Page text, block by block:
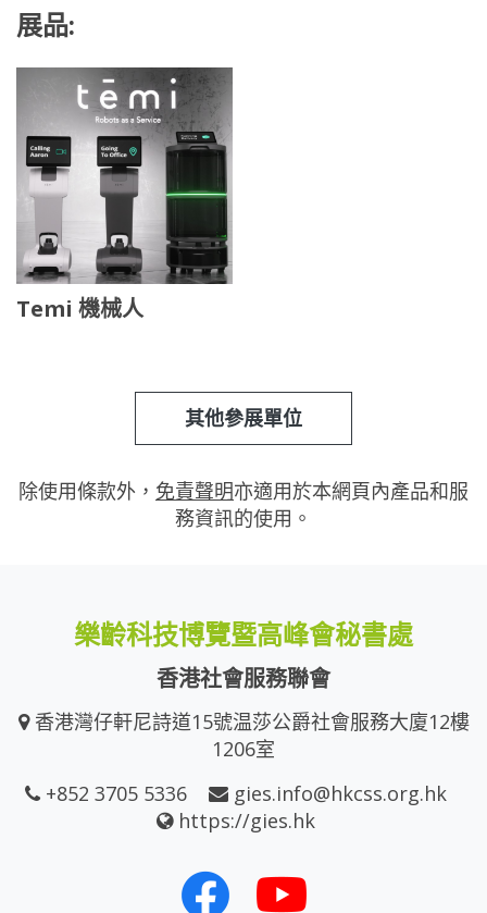
展品:
Temi 機械人
其他參展單位
除使用條款外， 免責聲明亦適用於本網頁內產品和服
務資訊的使用。
樂齡科技博覽暨高峰會秘書處
香港社會服務聯會
香港灣仔軒尼詩道15號温莎公爵社會服務大廈12樓
1206室
+852 3705 5336
gies.info@hkcss.org.hk
https://gies.hk